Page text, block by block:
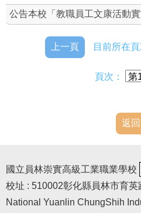
福利專區(含特約商店)
聘約附錄
人事室(舊網頁)
公告本校「教職員工文康活動
上一頁 目前所在
頁次：
返回
國立員林崇實高級工業職業學校
校址 : 510002彰化縣員林市育英
National Yuanlin ChungShih